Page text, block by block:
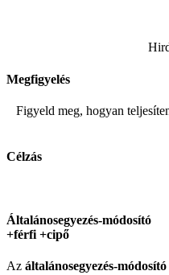
Megfigyelés
Figyeld meg, hogyan
Célzás
Általánosegyezés-módosító
+férfi +cipő
Az általánosegyezés-módosító